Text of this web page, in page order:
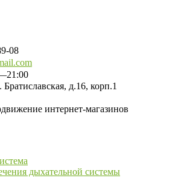
08
д.16, корп.1
интернет-магазинов
дыхательной системы